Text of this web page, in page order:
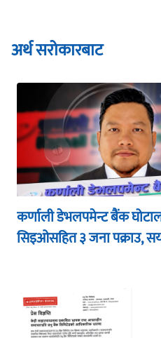
अर्थ सरोकारबाट
कर्णाली डेभलपमेन्ट बैंक
सिइओसहित ३ जना पक्राउ,